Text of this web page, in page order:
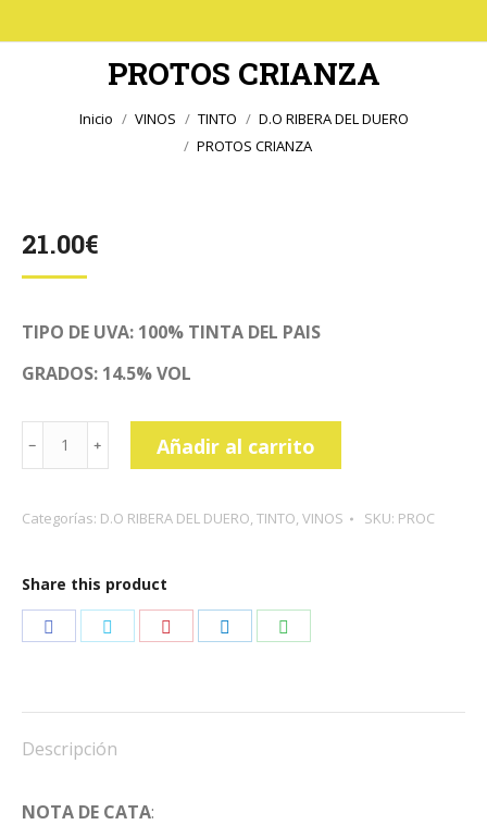
PROTOS CRIANZA
Estás aquí:
Inicio VINOS TINTO
D.O RIBERA DEL DUERO
PROTOS CRIANZA
21.00€
TIPO DE UVA: 100% TINTA DEL PAIS
GRADOS: 14.5% VOL
PROTOS
CRIANZA
Añadir al carrito
Categorías: D.O RIBERA DEL DUERO, TINTO, VINOS SKU: PROC
Share this product
Descripción
NOTA DE CATA: